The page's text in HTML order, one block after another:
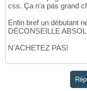
css. Ça n'a pas grand
Enfin bref un débutant
DÉCONSEILLE
N'ACHETEZ PAS!